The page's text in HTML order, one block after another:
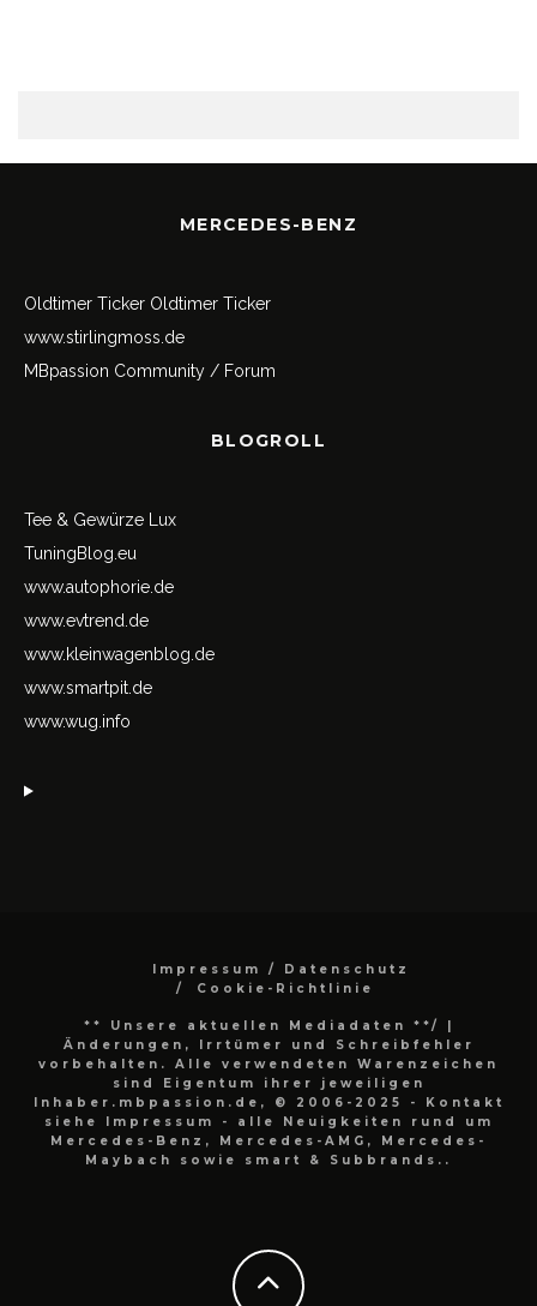
MERCEDES-BENZ
Oldtimer Ticker Oldtimer Ticker
www.stirlingmoss.de
MBpassion Community / Forum
BLOGROLL
Tee & Gewürze Lux
TuningBlog.eu
www.autophorie.de
www.evtrend.de
www.kleinwagenblog.de
www.smartpit.de
www.wug.info
Impressum / Datenschutz
Cookie-Richtlinie
** Unsere aktuellen Mediadaten **/
|
Änderungen, Irrtümer und Schreibfehler
vorbehalten. Alle verwendeten Warenzeichen
sind Eigentum ihrer jeweiligen
Inhaber.mbpassion.de, © 2006-2025 - Kontakt
siehe Impressum - alle Neuigkeiten rund um
Mercedes-Benz, Mercedes-AMG, Mercedes-
Maybach sowie smart & Subbrands..